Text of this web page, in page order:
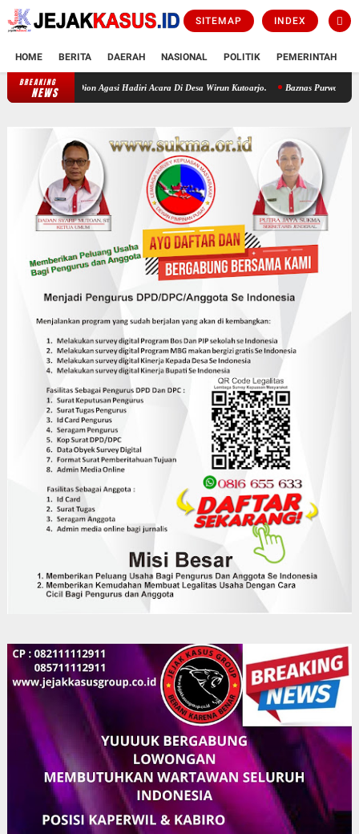
SITEMAP INDEX
HOME BERITA DAERAH NASIONAL POLITIK PEMERINTAH
BREAKING
NEWSWirun Bersholawat Buka Rangkaian HUT RI KE-81, Wabup Dion Agasi Hadiri